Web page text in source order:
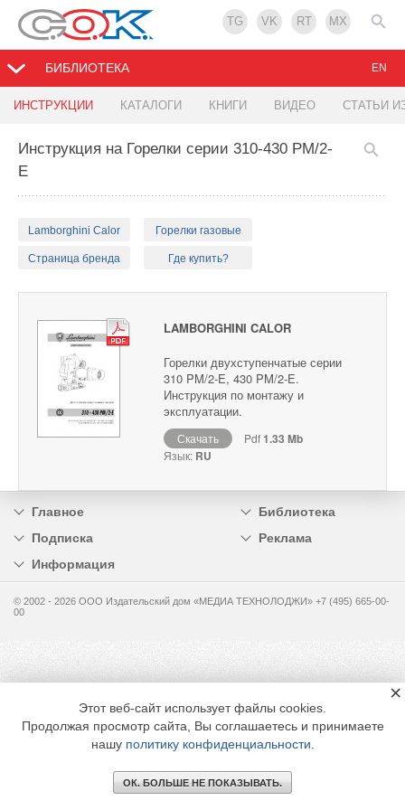
TG VK RT MX
БИБЛИОТЕКА
ИНСТРУКЦИИ КАТАЛОГИ КНИГИ ВИДЕО СТАТЬИ
EN
Инструкция на Горелки серии 310-430 PM/2-
E
Lamborghini Calor Горелки газовые
Страница бренда Где купить?
LAMBORGHINI CALOR
Горелки двухступенчатые серии
310 PM/2-E, 430 PM/2-E.
Инструкция по монтажу и
эксплуатации.
Скачать Pdf1.33 Mb
Язык: RU
Главное
Библиотека
Подписка
Реклама
Информация
© 2002 - 2026 OOO Издательский дом «МЕДИА ТЕХНОЛОДЖИ» +7 (495) 665-00-
00
Этот веб-сайт использует файлы cookies.
Продолжая просмотр сайта, Вы соглашаетесь и принимаете
нашу политику конфиденциальности
ОК. БОЛЬШЕ НЕ ПОКАЗЫВАТЬ.
×